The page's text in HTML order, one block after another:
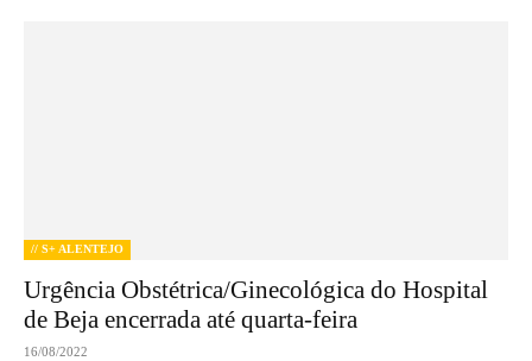
// S+ ALENTEJO
Urgência Obstétrica/Ginecológica do Hospital
de Beja encerrada até quarta-feira
16/08/2022